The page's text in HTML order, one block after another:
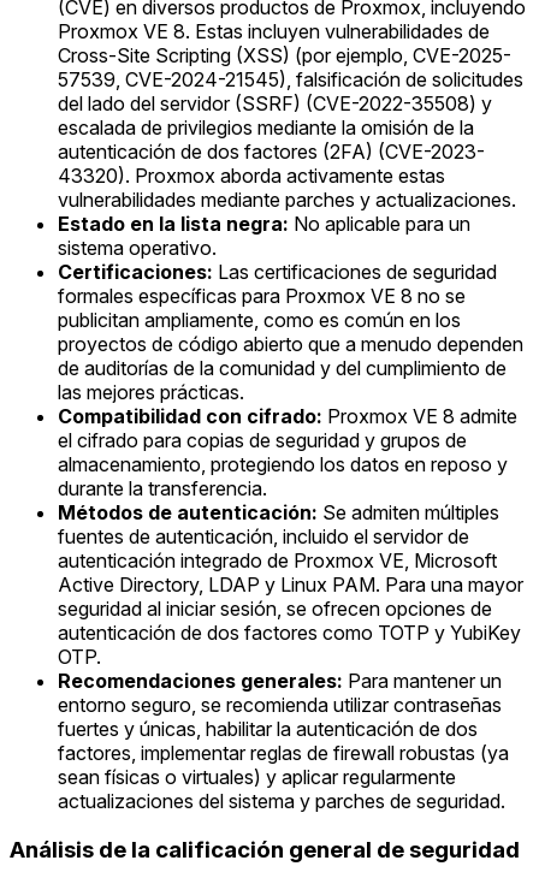
(CVE) en diversos productos de Proxmox, incluyendo
Proxmox VE 8. Estas incluyen vulnerabilidades de
Cross-Site Scripting (XSS) (por ejemplo, CVE-2025-
57539, CVE-2024-21545), falsificación de solicitudes
del lado del servidor (SSRF) (CVE-2022-35508) y
escalada de privilegios mediante la omisión de la
autenticación de dos factores (2FA) (CVE-2023-
43320). Proxmox aborda activamente estas
vulnerabilidades mediante parches y actualizaciones.
Estado en la lista negra: No aplicable para un
sistema operativo.
Certificaciones: Las certificaciones de seguridad
formales específicas para Proxmox VE 8 no se
publicitan ampliamente, como es común en los
proyectos de código abierto que a menudo dependen
de auditorías de la comunidad y del cumplimiento de
las mejores prácticas.
Compatibilidad con cifrado: Proxmox VE 8 admite
el cifrado para copias de seguridad y grupos de
almacenamiento, protegiendo los datos en reposo y
durante la transferencia.
Métodos de autenticación: Se admiten múltiples
fuentes de autenticación, incluido el servidor de
autenticación integrado de Proxmox VE, Microsoft
Active Directory, LDAP y Linux PAM. Para una mayor
seguridad al iniciar sesión, se ofrecen opciones de
autenticación de dos factores como TOTP y YubiKey
OTP.
Recomendaciones generales: Para mantener un
entorno seguro, se recomienda utilizar contraseñas
fuertes y únicas, habilitar la autenticación de dos
factores, implementar reglas de firewall robustas (ya
sean físicas o virtuales) y aplicar regularmente
actualizaciones del sistema y parches de seguridad.
Análisis de la calificación general de seguridad